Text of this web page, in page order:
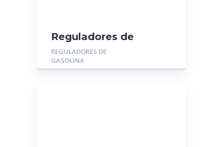
Reguladores de
Gasolina MGR-014116:
TOYOTA YARIS – RAV4
– CAMRY
REGULADORES DE
GASOLINA